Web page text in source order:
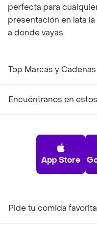
perfecta para
presentación en lata
a donde vayas.
Top Marcas y
Encuéntranos en
App Store
Pide tu comida